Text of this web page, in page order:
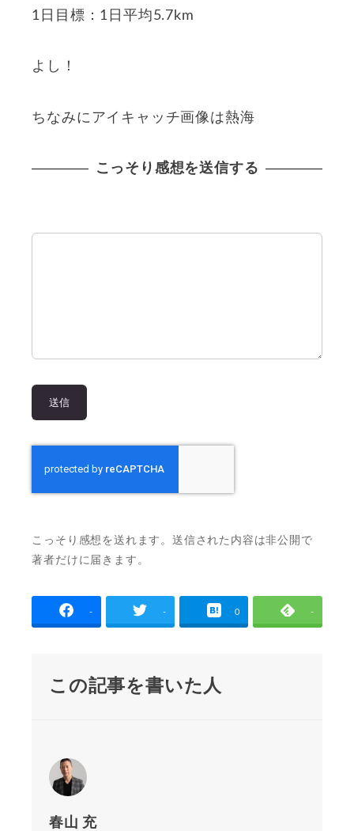
1日目標：1日平均5.7km
よし！
ちなみにアイキャッチ画像は熱海
こっそり感想を送信する
こっそり感想を送れます。送信された内容は非公開で
著者だけに届きます。
- - 0 -
この記事を書いた人
春山 充